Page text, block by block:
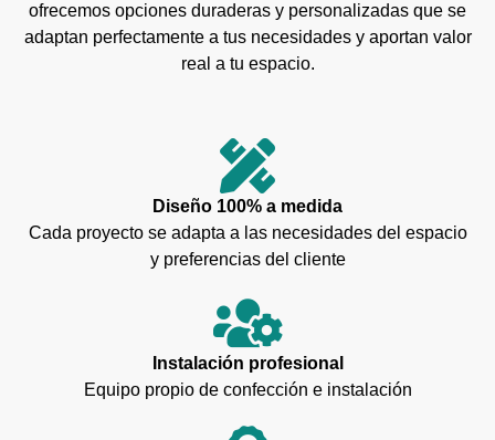
ofrecemos opciones duraderas y personalizadas que se
adaptan perfectamente a tus necesidades y aportan valor
real a tu espacio.
Diseño 100% a medida
Cada proyecto se adapta a las necesidades del espacio
y preferencias del cliente
Instalación profesional
Equipo propio de confección e instalación